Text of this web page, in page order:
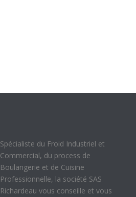
Spécialiste du Froid Industriel et
Commercial, du process de
Boulangerie et de Cuisine
Professionnelle, la société SAS
Richardeau vous conseille et vous